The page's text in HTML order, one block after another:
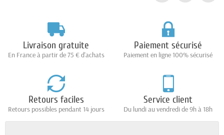
Livraison gratuite
En France à partir de 75 € d'achats
Paiement sécurisé
Paiement en ligne 100% sécurisé
Retours faciles
Retours possibles pendant 14 jours
Service client
Du lundi au vendredi de 9h à 18h